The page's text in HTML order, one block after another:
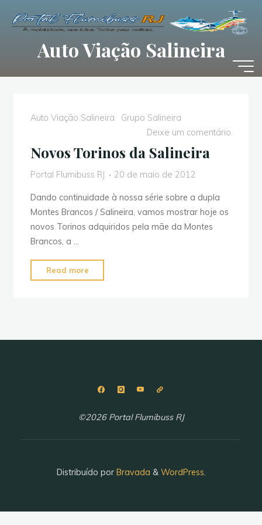
para
Auto Viação Salineira
Auto Viação Salineira
Grupo Salineira
Deixe um comentário
Novos Torinos da Salineira
Portal Flumibuss RJ 20 de maio de 2012
Dando continuidade à nossa série sobre a dupla
Montes Brancos / Salineira, vamos mostrar hoje os
novos Torinos adquiridos pela mãe da Montes
Brancos, a …
Read more
Torinos
©2026 Portal Flumibuss RJ
Distribuído porBravada & WordPress.